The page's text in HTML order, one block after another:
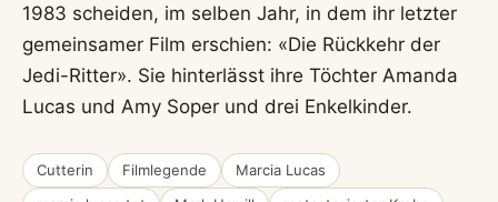
1983 scheiden, im selben Jahr, in dem ihr letzter
gemeinsamer Film erschien: «Die Rückkehr der
Jedi-Ritter». Sie hinterlässt ihre Töchter Amanda
Lucas und Amy Soper und drei Enkelkinder.
Cutterin Filmlegende
Marcia Lucas